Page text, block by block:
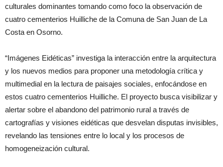
culturales dominantes tomando como foco la observación de
cuatro cementerios Huilliche de la Comuna de San Juan de La
Costa en Osorno.
“Imágenes Eidéticas” investiga la interacción entre la arquitectura
y los nuevos medios para proponer una metodología crítica y
multimedial en la lectura de paisajes sociales, enfocándose en
estos cuatro cementerios Huilliche. El proyecto busca visibilizar y
alertar sobre el abandono del patrimonio rural a través de
cartografías y visiones eidéticas que desvelan disputas invisibles,
revelando las tensiones entre lo local y los procesos de
homogeneización cultural.